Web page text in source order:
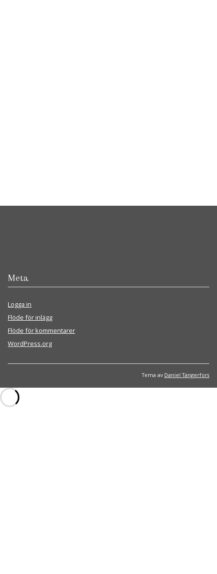
Meta
Logga in
Flöde för inlägg
Flöde för kommentarer
WordPress.org
Tema av Daniel Tängerfors